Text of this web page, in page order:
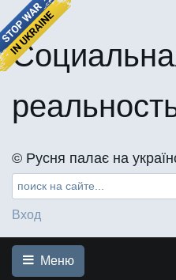
©️ Русня палає на
Вход
Меню